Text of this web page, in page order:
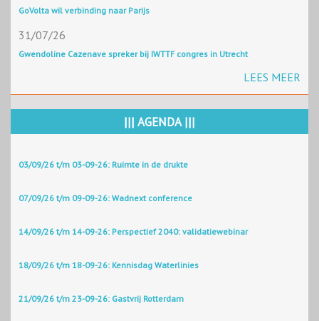
GoVolta wil verbinding naar Parijs
31/07/26
Gwendoline Cazenave spreker bij IWTTF congres in Utrecht
LEES MEER
||| AGENDA |||
03/09/26 t/m 03-09-26: Ruimte in de drukte
07/09/26 t/m 09-09-26: Wadnext conference
14/09/26 t/m 14-09-26: Perspectief 2040: validatiewebinar
18/09/26 t/m 18-09-26: Kennisdag Waterlinies
21/09/26 t/m 23-09-26: Gastvrij Rotterdam